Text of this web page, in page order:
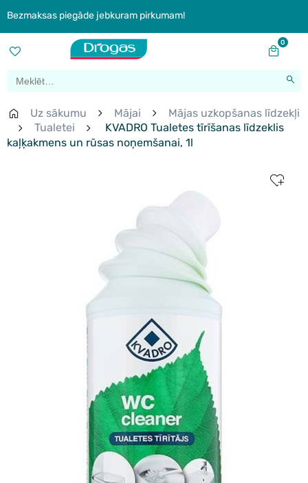
Bezmaksas piegāde jebkuram pirkumam!
0
Uz sākumu Mājai
Mājas uzkopšanas līdzekļi
Tualetei
KVADRO Tualetes tīrīšanas līdzeklis
kaļķakmens un rūsas noņemšanai, 1l